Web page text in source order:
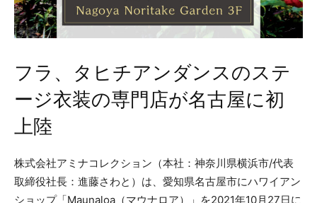
フラ、タヒチアンダンスのステ
ージ衣装の専門店が名古屋に初
上陸
株式会社アミナコレクション（本社：神奈川県横浜市/代表
取締役社長：進藤さわと）は、愛知県名古屋市にハワイアン
ショップ「Maunaloa（マウナロア）」を2021年10月27日に